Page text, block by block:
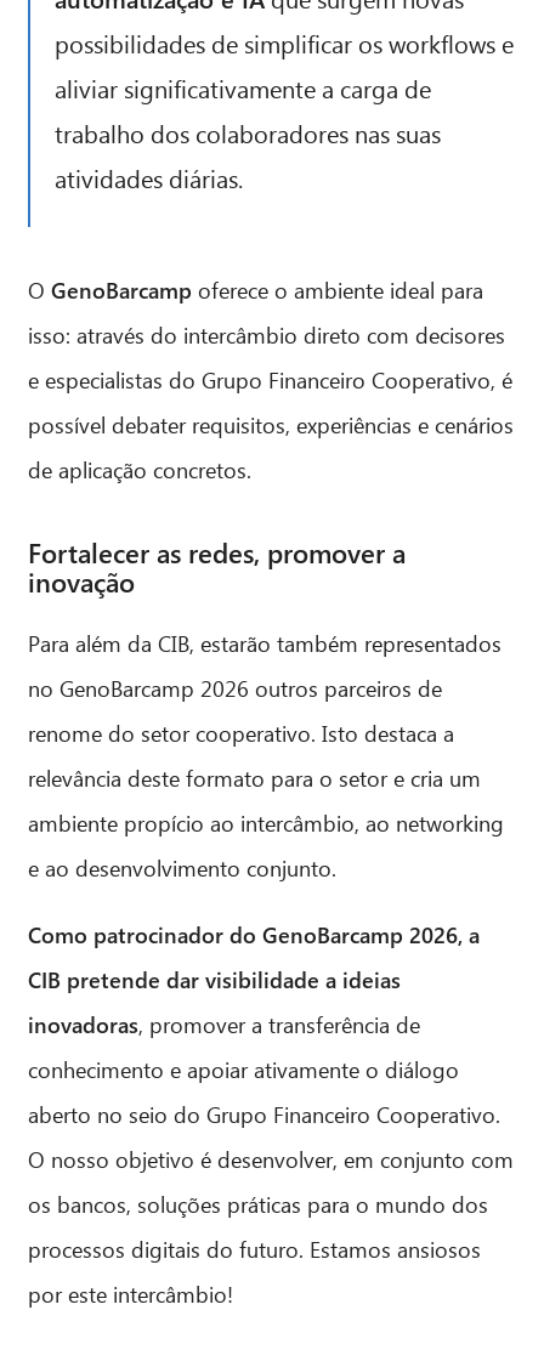
possibilidades de simplificar os workflows e
aliviar significativamente a carga de
trabalho dos colaboradores nas suas
atividades diárias.
OGenoBarcamp oferece o ambiente ideal para
isso: através do intercâmbio direto com decisores
e especialistas do Grupo Financeiro Cooperativo, é
possível debater requisitos, experiências e cenários
de aplicação concretos.
Fortalecer as redes, promover a
inovação
Para além da CIB, estarão também representados
no GenoBarcamp 2026 outros parceiros de
renome do setor cooperativo. Isto destaca a
relevância deste formato para o setor e cria um
ambiente propício ao intercâmbio, ao networking
e ao desenvolvimento conjunto.
Como patrocinador do GenoBarcamp 2026, a
CIB pretende dar visibilidade a ideias
inovadoras, promover a transferência de
conhecimento e apoiar ativamente o diálogo
aberto no seio do Grupo Financeiro Cooperativo.
O nosso objetivo é desenvolver, em conjunto com
os bancos, soluções práticas para o mundo dos
processos digitais do futuro. Estamos ansiosos
por este intercâmbio!